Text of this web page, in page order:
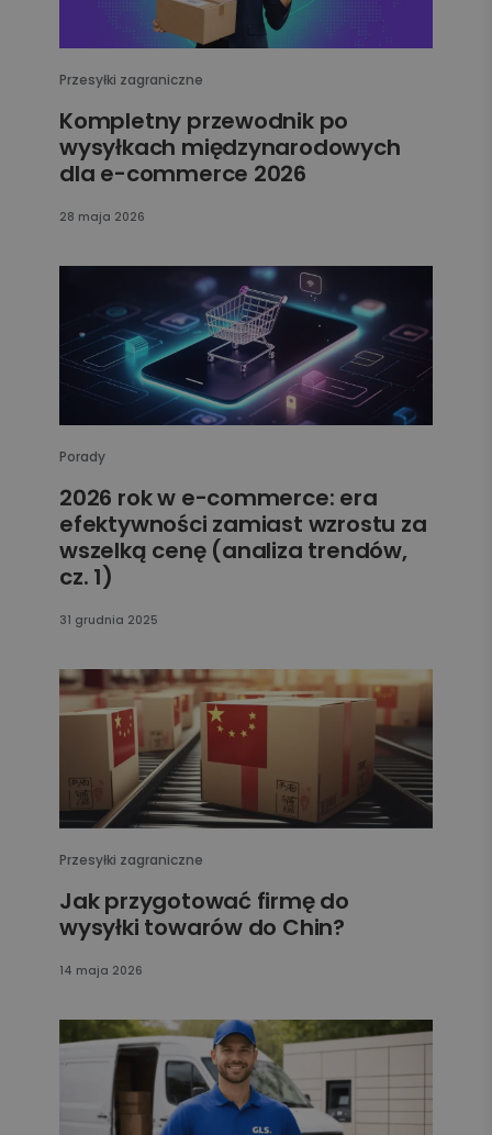
Przesyłki zagraniczne
Kompletny przewodnik po
wysyłkach międzynarodowych
dla e-commerce 2026
28 maja 2026
Porady
2026 rok w e-commerce: era
efektywności zamiast wzrostu za
wszelką cenę (analiza trendów,
cz. 1)
31 grudnia 2025
Przesyłki zagraniczne
Jak przygotować firmę do
wysyłki towarów do Chin?
14 maja 2026